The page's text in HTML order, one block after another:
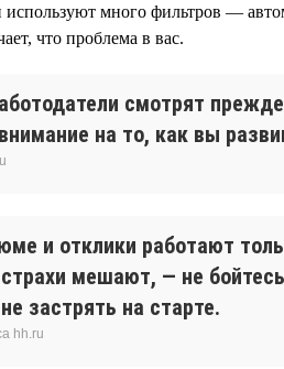
используют много фильтров —
что проблема в вас.
смотрят
на то, как вы
и отклики работают
мешают, — не
застрять на старте.
hh.ru